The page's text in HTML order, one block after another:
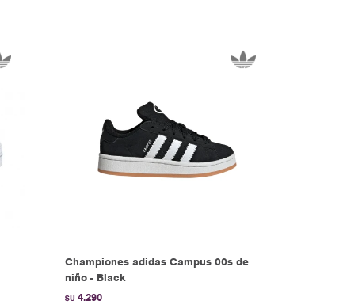
Championes adidas Campus 00s de
niño - Black
$U 4.290